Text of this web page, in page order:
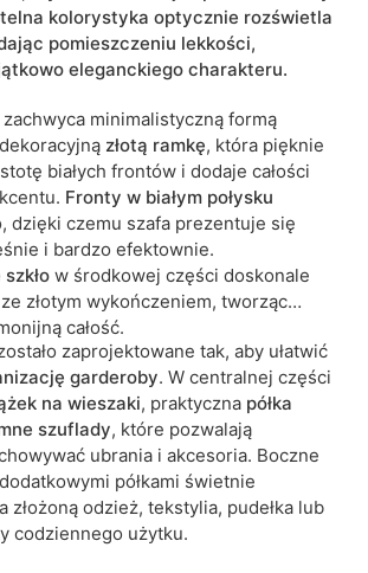
tak
nie
5906213924414
6 dni roboczych
produkcyjny i właściwości materiałów,
wymiarowe na poziomie +/- 2–3 cm.
kolorystyka optycznie rozświetla
pomieszczeniu lekkości,
eleganckiego charakteru.
zachwyca minimalistyczną formą
złotą ramkę, która pięknie
białych frontów i dodaje całości
Fronty w białym połysku
dzięki czemu szafa prezentuje się
i bardzo efektownie.
w środkowej części doskonale
złotym wykończeniem, tworząc
całość.
zaprojektowane tak, aby ułatwić
garderoby. W centralnej części
na wieszaki, praktyczna półka
szuflady, które pozwalają
ubrania i akcesoria. Boczne
półkami świetnie
złożoną odzież, tekstylia, pudełka lub
codziennego użytku.